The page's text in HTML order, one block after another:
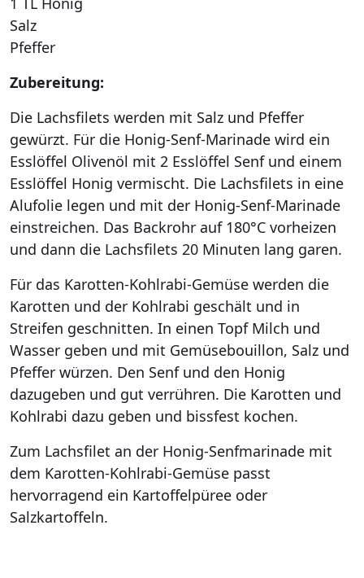
Salz
Pfeffer
Zubereitung:
Die Lachsfilets werden mit Salz und Pfeffer
gewürzt. Für die Honig-Senf-Marinade wird ein
Esslöffel Olivenöl mit 2 Esslöffel Senf und einem
Esslöffel Honig vermischt. Die Lachsfilets in eine
Alufolie legen und mit der Honig-Senf-Marinade
einstreichen. Das Backrohr auf 180°C vorheizen
und dann die Lachsfilets 20 Minuten lang garen.
Für das Karotten-Kohlrabi-Gemüse werden die
Karotten und der Kohlrabi geschält und in
Streifen geschnitten. In einen Topf Milch und
Wasser geben und mit Gemüsebouillon, Salz und
Pfeffer würzen. Den Senf und den Honig
dazugeben und gut verrühren. Die Karotten und
Kohlrabi dazu geben und bissfest kochen.
Zum Lachsfilet an der Honig-Senfmarinade mit
dem Karotten-Kohlrabi-Gemüse passt
hervorragend ein Kartoffelpüree oder
Salzkartoffeln.